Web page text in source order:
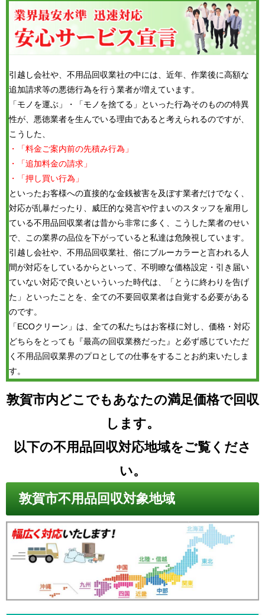
引越し会社や、不用品回収業社の中には、近年、作業後に高額な
追加請求等の悪徳行為を行う業者が増えています。
「モノを運ぶ」・「モノを捨てる」といった行為そのものの特異
性が、悪徳業者を生んでいる理由であると考えられるのですが、
こうした、
・「料金ご案内前の先積み行為」
・「追加料金の請求」
・「押し買い行為」
といったお客様への直接的な金銭被害を及ぼす業者だけでなく、
対応が乱暴だったり、威圧的な発言や佇まいのスタッフを雇用し
ている不用品回収業者は昔から非常に多く、こうした業者のせい
で、この業界の品位を下がっていると私達は危険視しています。
引越し会社や、不用品回収業社、俗にブルーカラーと言われる人
間が対応をしているからといって、不明瞭な価格設定・引き届い
ていない対応で良いといういった時代は、「とうに終わりを告げ
た」といったことを、全ての不要回収業者は自覚する必要がある
のです。
「ECOクリーン」は、全ての私たちはお客様に対し、価格・対応
どちらをとっても『最高の回収業務だった』と必ず感じていただ
く不用品回収業界のプロとしての仕事をすることお約束いたしま
す。
敦賀市内どこでもあなたの満足価格で回収
します。
以下の不用品回収対応地域をご覧くださ
い。
敦賀市不用品回収対象地域